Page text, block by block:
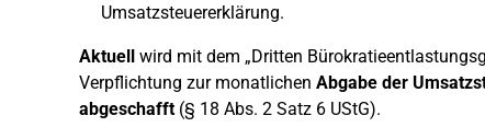
Umsatzsteuererklärung.
Aktuell wird mit dem „Dritten
Verpflichtung zur monatlichen Abgabe der
abgeschafft(§ 18 Abs. 2 Satz 6 UStG).